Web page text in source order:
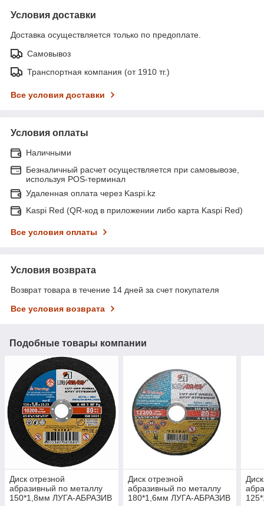
Условия доставки
Доставка осуществляется только по предоплате.
Самовывоз
Транспортная компания (от 1910 тг.)
Все условия доставки
Условия оплаты
Наличными
Безналичный расчет осуществляется при самовывозе,
используя POS-терминал
Удаленная оплата через Kaspi.kz
Kaspi Red (QR-код в приложении либо карта Kaspi Red)
Все условия оплаты
Условия возврата
Возврат товара в течение 14 дней за счет покупателя
Все условия возврата
Подобные товары компании
Диск отрезной
абразивный по металлу
150*1,8мм ЛУГА-АБРАЗИВ
Диск отрезной
абразивный по металлу
180*1,6мм ЛУГА-АБРАЗИВ